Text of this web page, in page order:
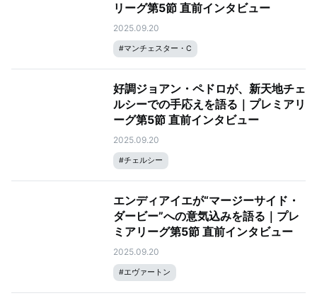
リーグ第5節 直前インタビュー
2025.09.20
#マンチェスター・C
好調ジョアン・ペドロが、新天地チェ
ルシーでの手応えを語る｜プレミアリ
ーグ第5節 直前インタビュー
2025.09.20
#チェルシー
エンディアイエが“マージーサイド・
ダービー”への意気込みを語る｜プレ
ミアリーグ第5節 直前インタビュー
2025.09.20
#エヴァートン